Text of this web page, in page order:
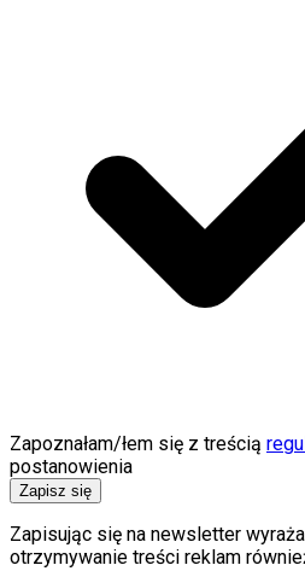
Zapoznałam/łem się z treścią
postanowienia
Zapisz się
Zapisując się na newsletter
otrzymywanie treści reklam